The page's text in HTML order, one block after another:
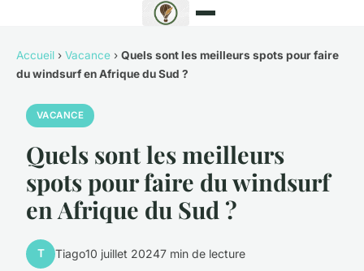
Accueil › Vacance › Quels sont les meilleurs spots pour faire
du windsurf en Afrique du Sud ?
VACANCE
Quels sont les meilleurs
spots pour faire du windsurf
en Afrique du Sud ?
T Tiago10 juillet 20247 min de lecture